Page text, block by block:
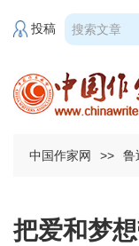
投稿
中国作家网 >> 鲁
把爱和梦